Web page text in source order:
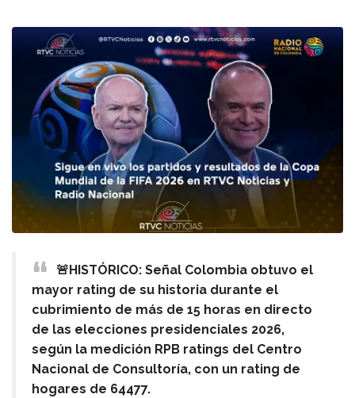
🚨HISTÓRICO: Señal Colombia obtuvo el
mayor rating de su historia durante el
cubrimiento de más de 15 horas en directo
de las elecciones presidenciales 2026,
según la medición RPB ratings del Centro
Nacional de Consultoría, con un rating de
hogares de 64477.